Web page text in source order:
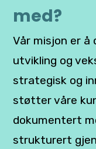
med?
Vår misjon er
utvikling og
strategisk og
støtter våre
dokumentert
strukturert